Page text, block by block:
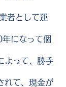
者として運
になって個
よって、勝手
れて、現金が